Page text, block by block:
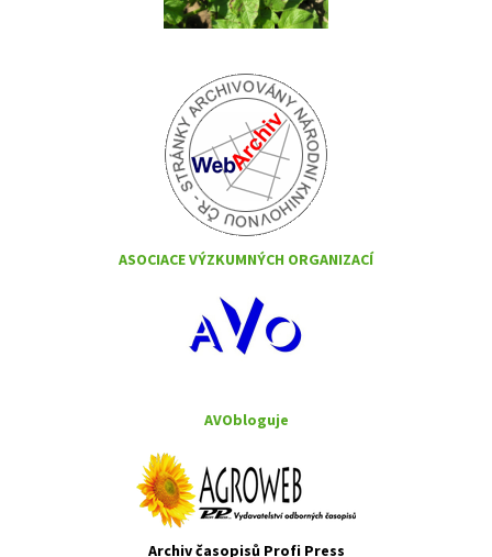
ASOCIACE VÝZKUMNÝCH ORGANIZACÍ
AVObloguje
Archiv časopisů Profi Press